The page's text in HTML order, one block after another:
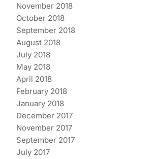
November 2018
October 2018
September 2018
August 2018
July 2018
May 2018
April 2018
February 2018
January 2018
December 2017
November 2017
September 2017
July 2017